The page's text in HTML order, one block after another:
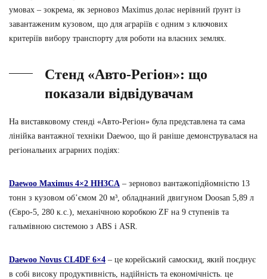
умовах – зокрема, як зерновоз Maximus долає нерівний ґрунт із
завантаженим кузовом, що для аграріїв є одним з ключових
критеріїв вибору транспорту для роботи на власних землях.
Стенд «Авто-Регіон»: що
показали відвідувачам
На виставковому стенді «Авто-Регіон» була представлена та сама
лінійка вантажної техніки Daewoo, що й раніше демонструвалася на
регіональних аграрних подіях:
Daewoo Maximus 4×2 HH3CA – зерновоз вантажопідйомністю 13
тонн з кузовом об’ємом 20 м³, обладнаний двигуном Doosan 5,89 л
(Євро-5, 280 к.с.), механічною коробкою ZF на 9 ступенів та
гальмівною системою з ABS і ASR.
Daewoo Novus CL4DF 6×4 – це корейський самоскид, який поєднує
в собі високу продуктивність, надійність та економічність. це